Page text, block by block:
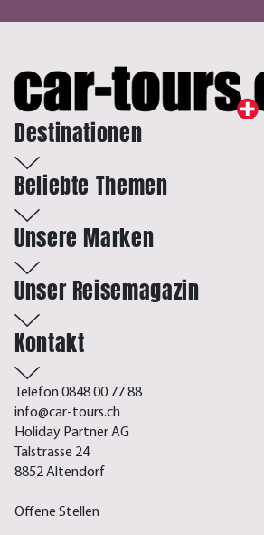
Destinationen
Beliebte Themen
Unsere Marken
Unser Reisemagazin
Kontakt
Telefon 0848 00 77 88
info@car-tours.ch
Holiday Partner AG
Talstrasse 24
8852 Altendorf
Offene Stellen